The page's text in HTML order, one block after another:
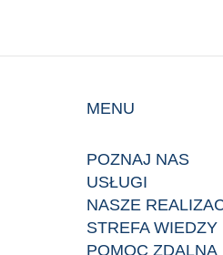
MENU
POZNAJ NAS
USŁUGI
NASZE
STREFA WIEDZY
POMOC ZDALNA